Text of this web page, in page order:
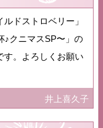
ドストロベリー」
♪クニマスSP〜」の
す。よろしくお願い
井上喜久子